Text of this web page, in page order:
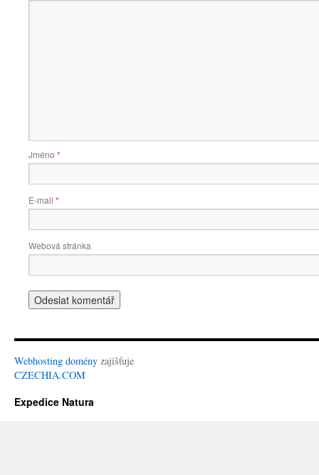
Jméno *
E-mail *
Webová stránka
Webhosting domény zajišťuje
CZECHIA.COM
Expedice Natura